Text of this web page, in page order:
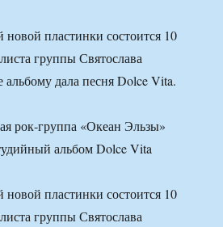
пластинки состоится 10
группы Святослава
альбому дала песня Dolce Vita.
рок-группа «Океан Эльзы»
альбом Dolce Vita
пластинки состоится 10
группы Святослава